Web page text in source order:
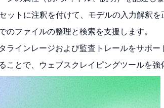
トに注釈を付けて、モデルの入力解釈を
のファイルの整理と検索を支援します。
ラインレージおよび監査トレールをサポー
ことで、ウェブスクレイピングツールを強